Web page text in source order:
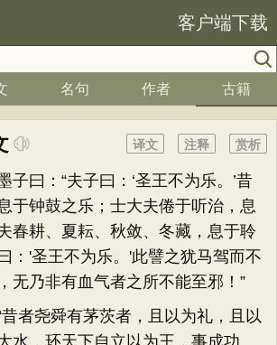
客户端下载
名句 作者 古籍
赏析
注释
译文
曰：“夫子曰：‘圣王不为乐。’昔
于钟鼓之乐；士大夫倦于听治，息
春耕、夏耘、秋敛、冬藏，息于聆
：'圣王不为乐。'此譬之犹马驾而不
无乃非有血气者之所不能至邪！”
尧舜有茅茨者，且以为礼，且以
水，环天下自立以为王，事成功